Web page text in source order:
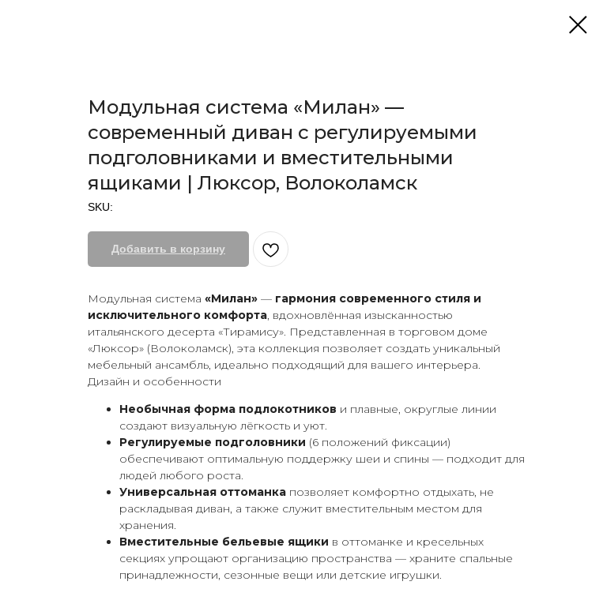
Модульная система «Милан» —
современный диван с регулируемыми
подголовниками и вместительными
ящиками | Люксор, Волоколамск
SKU:
Добавить в корзину
Модульная система «Милан» — гармония современного стиля и
исключительного комфорта, вдохновлённая изысканностью
итальянского десерта «Тирамису». Представленная в торговом доме
«Люксор» (Волоколамск), эта коллекция позволяет создать уникальный
мебельный ансамбль, идеально подходящий для вашего интерьера.
Дизайн и особенности
Необычная форма подлокотников и плавные, округлые линии
создают визуальную лёгкость и уют.
Регулируемые подголовники (6 положений фиксации)
обеспечивают оптимальную поддержку шеи и спины — подходит для
людей любого роста.
Универсальная оттоманка позволяет комфортно отдыхать, не
раскладывая диван, а также служит вместительным местом для
хранения.
Вместительные бельевые ящики в оттоманке и кресельных
секциях упрощают организацию пространства — храните спальные
принадлежности, сезонные вещи или детские игрушки.